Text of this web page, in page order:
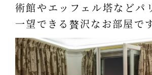
術館やエッフェル塔などパ
一望できる贅沢なお部屋です